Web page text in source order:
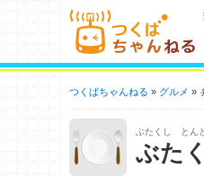
つくばちゃんねる グルメ
ぶたくし とん
ぶた